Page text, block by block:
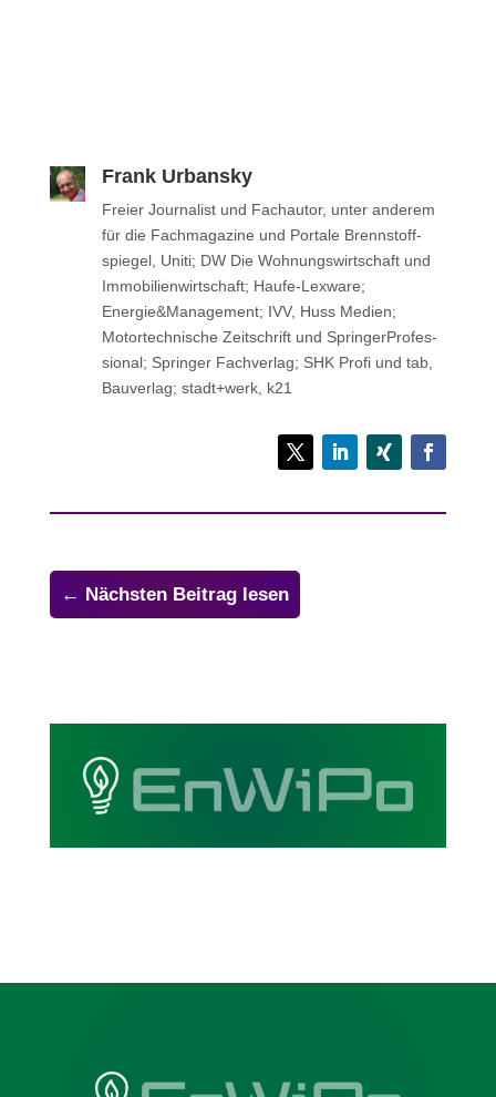
Frank Urbansky
Freier Jour­na­list und Fach­au­tor, unter anderem
für die Fach­ma­ga­zine und Portale Brenn­stoff­
spie­gel, Uniti; DW Die Woh­nungs­wirt­schaft und
Immo­bi­li­en­wirt­schaft; Haufe-Lexware;
Energie&Management; IVV, Huss Medien;
Motor­tech­ni­sche Zeit­schrift und Sprin­ger­Pro­fes­
sio­nal; Sprin­ger Fachverlag; SHK Profi und tab,
Bau­ver­lag; stadt+werk, k21
← Nächsten Beitrag lesen